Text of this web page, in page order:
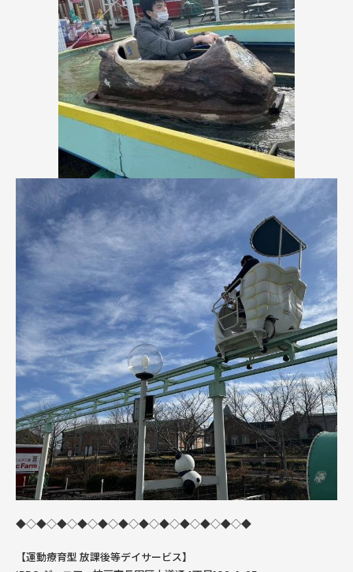
◆◇◆◇◆◇◆◇◆◇◆◇◆◇◆◇◆◇◆◇◆◇◆
【運動療育型放課後等デイサービス】